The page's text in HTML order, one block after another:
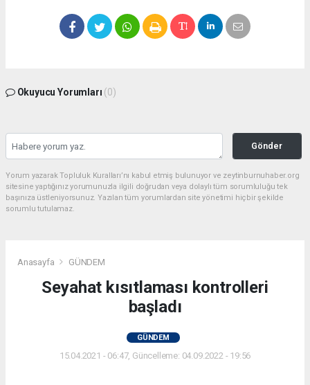
Okuyucu Yorumları (0)
Gönder
Yorum yazarak Topluluk Kuralları’nı kabul etmiş bulunuyor ve zeytinburnuhaber.org
sitesine yaptığınız yorumunuzla ilgili doğrudan veya dolaylı tüm sorumluluğu tek
başınıza üstleniyorsunuz. Yazılan tüm yorumlardan site yönetimi hiçbir şekilde
sorumlu tutulamaz.
Anasayfa GÜNDEM
Seyahat kısıtlaması kontrolleri
başladı
GÜNDEM
15.04.2021 - 06:47, Güncelleme: 04.09.2022 - 19:56